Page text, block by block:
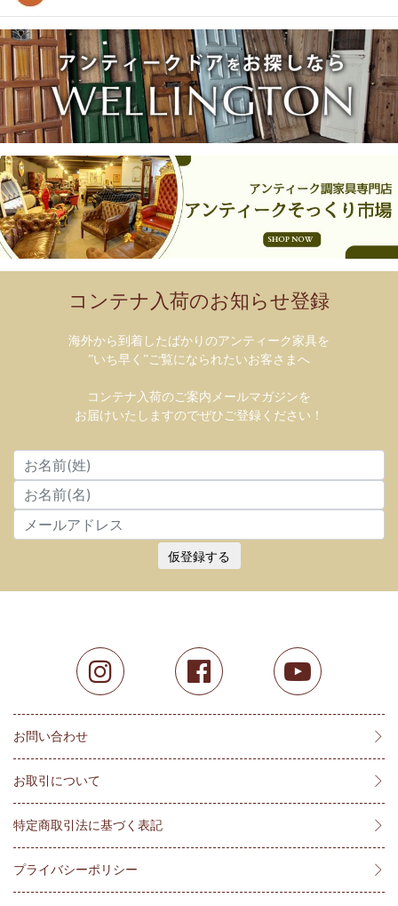
コンテナ入荷のお知らせ登録
海外から到着したばかりのアンティーク家具を
”いち早く”ご覧になられたいお客さまへ
コンテナ入荷のご案内メールマガジンを
お届けいたしますのでぜひご登録ください！
仮登録する
お問い合わせ
お取引について
特定商取引法に基づく表記
プライバシーポリシー